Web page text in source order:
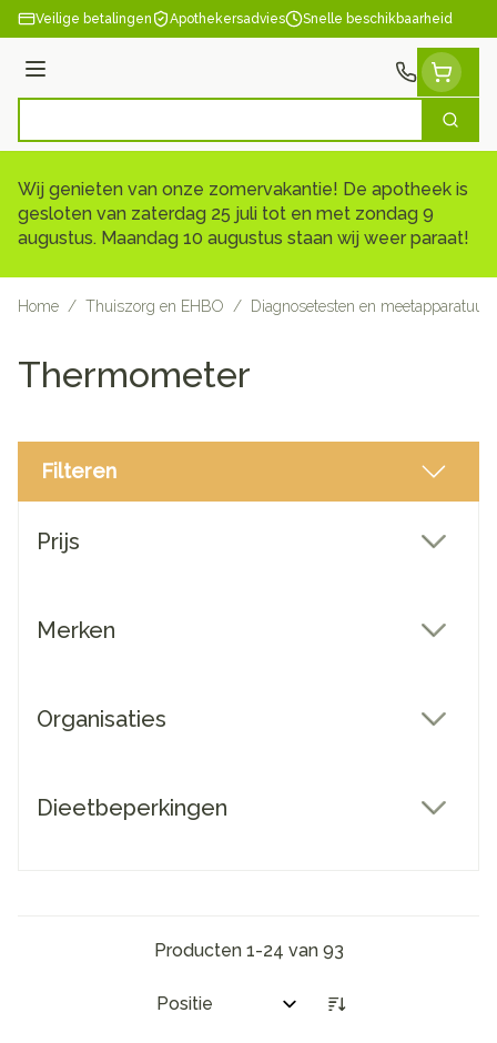
Ga naar de inhoud
Veilige betalingen Apothekersadvies Snelle beschikbaarheid
Menu
Zoek
Wij genieten van onze zomervakantie! De apotheek is
gesloten van zaterdag 25 juli tot en met zondag 9
augustus. Maandag 10 augustus staan wij weer paraat!
Home / Thuiszorg en EHBO / Diagnosetesten en meetapparatuur
Thermometer
Filteren
Prijs
Merken
Organisaties
Dieetbeperkingen
Producten 1-24 van 93
Sorteer op: